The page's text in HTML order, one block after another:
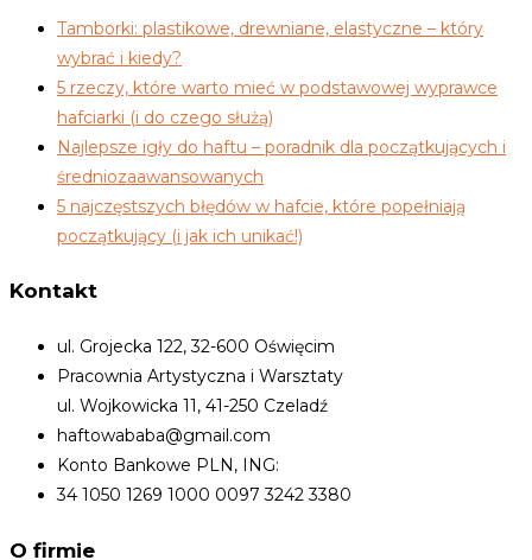
Tamborki: plastikowe, drewniane, elastyczne – który
wybrać i kiedy?
5 rzeczy, które warto mieć w podstawowej wyprawce
hafciarki (i do czego służą)
Najlepsze igły do haftu – poradnik dla początkujących i
średniozaawansowanych
5 najczęstszych błędów w hafcie, które popełniają
początkujący (i jak ich unikać!)
Kontakt
ul. Grojecka 122, 32-600 Oświęcim
Pracownia Artystyczna i Warsztaty
ul. Wojkowicka 11, 41-250 Czeladź
haftowababa@gmail.com
Konto Bankowe PLN, ING:
34 1050 1269 1000 0097 3242 3380
O firmie